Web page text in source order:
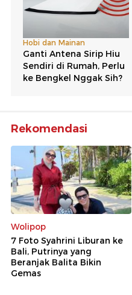
Rekomendasi
Wolipop
7 Foto Syahrini Liburan ke
Bali, Putrinya yang
Beranjak Balita Bikin
Gemas